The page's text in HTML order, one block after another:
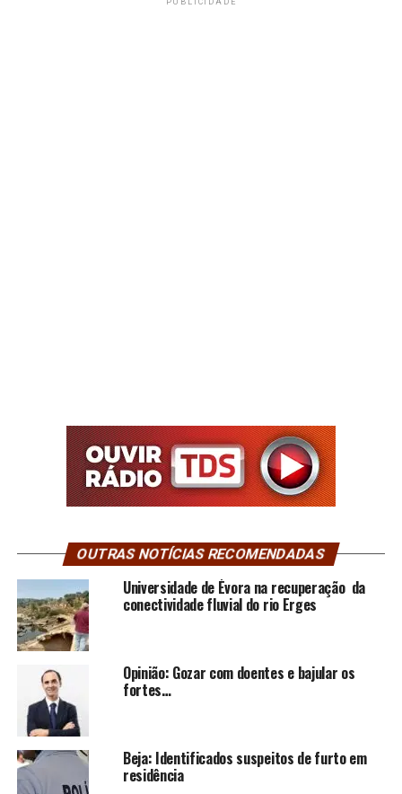
OUTRAS NOTÍCIAS RECOMENDADAS
Universidade de Évora na recuperação da
conectividade fluvial do rio Erges
Opinião: Gozar com doentes e bajular os
fortes…
Beja: Identificados suspeitos de furto em
residência